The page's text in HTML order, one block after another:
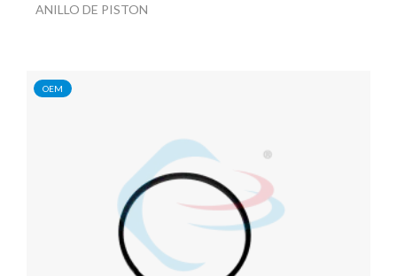
ANILLO DE PISTON
OEM